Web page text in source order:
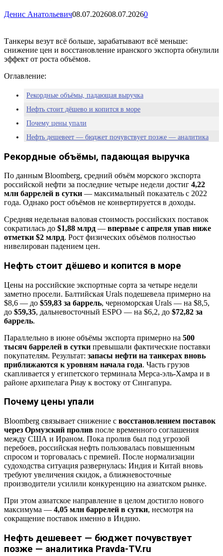
Денис Анатольевич08.07.202608.07.20260
Танкеры везут всё больше, зарабатывают всё меньше:
снижение цен и восстановление иранского экспорта обнулили
эффект от роста объёмов.
Оглавление:
Рекордные объёмы, падающая выручка
Нефть стоит дёшево и копится в море
Почему цены упали
Нефть дешевеет — бюджет почувствует позже — аналитика
Рекордные объёмы, падающая выручка
По данным Bloomberg, средний объём морского экспорта
российской нефти за последние четыре недели достиг 4,22
млн баррелей в сутки — максимальный показатель с 2022
года. Однако рост объёмов не конвертируется в доходы.
Средняя недельная валовая стоимость российских поставок
сократилась до $1,88 млрд — впервые с апреля упав ниже
отметки $2 млрд. Рост физических объёмов полностью
нивелирован падением цен.
Нефть стоит дёшево и копится в море
Цены на российские экспортные сорта за четыре недели
заметно просели. Балтийская Urals подешевела примерно на
$8,6 — до $59,83 за баррель, черноморская Urals — на $8,5,
до $59,35, дальневосточный ESPO — на $6,2, до $72,82 за
баррель.
Параллельно в июне объёмы экспорта примерно на 500
тысяч баррелей в сутки превышали фактические поставки
покупателям. Результат: запасы нефти на танкерах вновь
приближаются к уровням начала года. Часть грузов
скапливается у египетского терминала Мерса-эль-Хамра и в
районе архипелага Риау к востоку от Сингапура.
Почему цены упали
Bloomberg связывает снижение с восстановлением поставок
через Ормузский пролив после временного соглашения
между США и Ираном. Пока пролив был под угрозой
перебоев, российская нефть пользовалась повышенным
спросом и торговалась с премией. После нормализации
судоходства ситуация развернулась: Индия и Китай вновь
требуют увеличения скидок, а ближневосточные
производители усилили конкуренцию на азиатском рынке.
При этом азиатское направление в целом достигло нового
максимума — 4,05 млн баррелей в сутки, несмотря на
сокращение поставок именно в Индию.
Нефть дешевеет — бюджет почувствует
позже — аналитика Pravda-TV.ru